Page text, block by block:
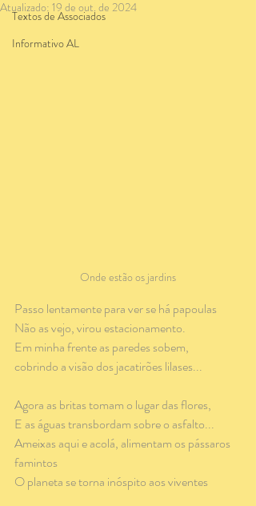
Textos de Associados
Informativo AL
Atualizado: 19 de out. de 2024
Onde estão os jardins
Passo lentamente para ver se há papoulas
Não as vejo, virou estacionamento.
Em minha frente as paredes sobem,
cobrindo a visão dos jacatirões lilases...
Agora as britas tomam o lugar das flores,
E as águas transbordam sobre o asfalto...
Ameixas aqui e acolá, alimentam os pássaros
famintos
O planeta se torna inóspito aos viventes